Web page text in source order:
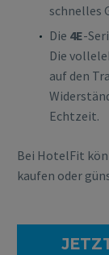
schnelles
Die 4E-
Die
auf den
Echtzeit.
Bei HotelFit
kaufen oder